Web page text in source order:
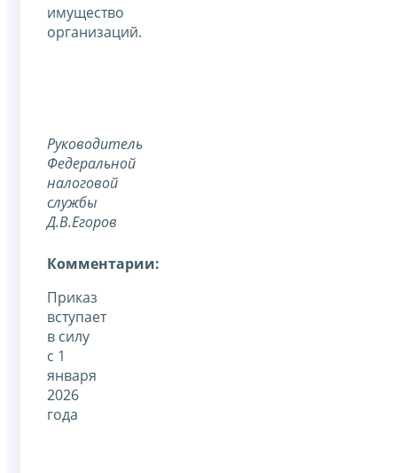
имущество
организаций.
Руководитель
Федеральной
налоговой
службы
Д.В.Егоров
Комментарии:
Приказ
вступает
в силу
с 1
января
2026
года